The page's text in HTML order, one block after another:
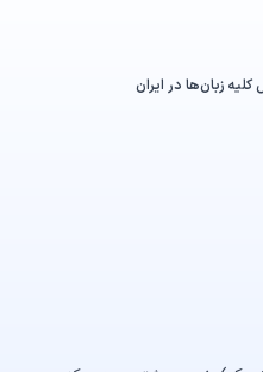
کلیه زبان‌ها در ایران